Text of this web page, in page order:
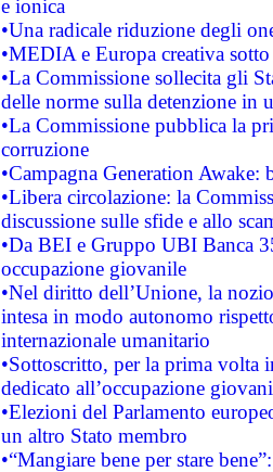
e ionica
•Una radicale riduzione degli
•MEDIA e Europa creativa
•La Commissione sollecita gli
delle norme sulla detenzione in
•La Commissione pubblica la
corruzione
•Campagna Generation
•Libera circolazione: la
discussione sulle sfide e allo
•Da BEI e Gruppo UBI Banca
occupazione giovanile
•Nel diritto dell’Unione, la
intesa in modo autonomo
internazionale umanitario
•Sottoscritto, per la prima volta
dedicato all’occupazione
•Elezioni del Parlamento
un altro Stato membro
•“Mangiare bene per stare